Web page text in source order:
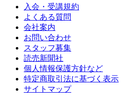
入会・受講規約
よくある質問
会社案内
お問い合わせ
スタッフ募集
読売新聞社
個人情報保護方針など
特定商取引法に基づく表示
サイトマップ